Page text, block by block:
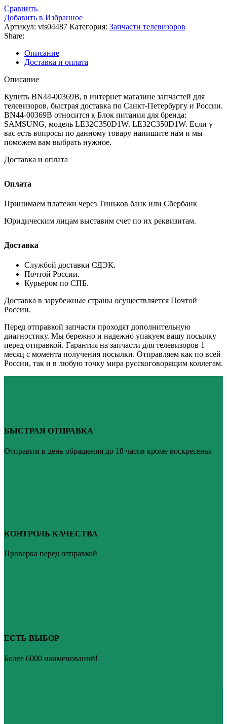
Сравнить
Добавить в Избранное
Артикул: vts04487 Категория: Запчасти телевизоров
Share:
Описание
Доставка и оплата
Описание
Купить BN44-00369B, в интернет магазине запчастей для
телевизоров, быстрая доставка по Санкт-Петербургу и России.
BN44-00369B относится к Блок питания для бренда:
SAMSUNG, модель LE32C350D1W. LE32C350D1W. Если у
вас есть вопросы по данному товару напишите нам и мы
поможем вам выбрать нужное.
Доставка и оплата
Оплата
Принимаем платежи через Тиньков банк или Сбербанк
Юридическим лицам выставим счет по их реквизитам.
Доставка
Службой доставки СДЭК.
Почтой России.
Курьером по СПБ.
Доставка в зарубежные страны осуществляется Почтой
России.
Перед отправкой запчасти проходят дополнительную
диагностику. Мы бережно и надежно упакуем вашу посылку
перед отправкой. Гарантия на запчасти для телевизоров 1
месяц с момента получения посылки. Отправляем как по всей
России, так и в любую точку мира русскоговорящим коллегам.
БЫСТРАЯ ОТПРАВКА
Отправим в день обращения до 18 часов кроме воскресенья
КОНТРОЛЬ КАЧЕСТВА
Проверка перед отправкой
ЕСТЬ ВЫБОР
Более 6000 наименований!